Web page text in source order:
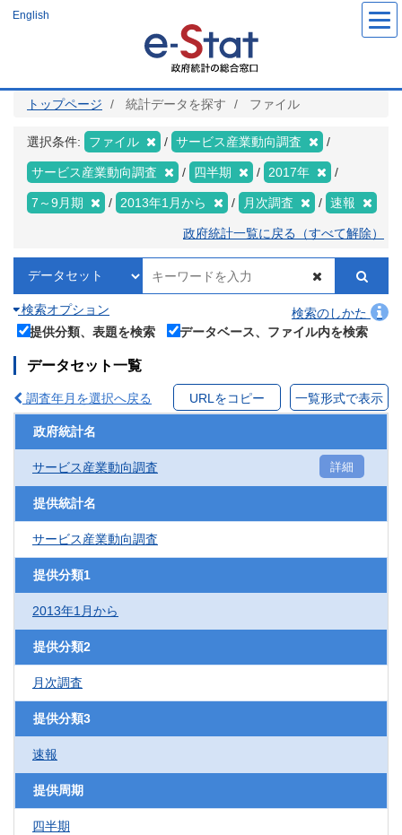
ツ
English
トップページ 統計データを探す ファイル
選択条件: ファイル サービス産業動向調査
サービス産業動向調査 四半期 2017年
7～9月期 2013年1月から 月次調査 速報
政府統計一覧に戻る（すべて解除）
検索オプション
検索のしかた
提供分類、表題を検索
データベース、ファイル内を検索
データセット一覧
調査年月を選択へ戻る URLをコピー 一覧形式で表示
政府統計名
サービス産業動向調査 詳細
提供統計名
サービス産業動向調査
提供分類1
2013年1月から
提供分類2
月次調査
提供分類3
速報
提供周期
四半期